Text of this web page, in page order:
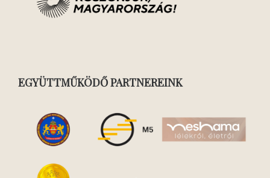
EGYÜTTMŰKÖDŐ PARTNEREINK